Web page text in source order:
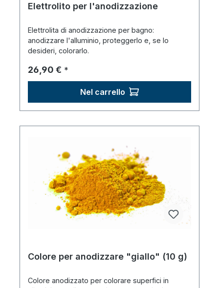
Elettrolito per l'anodizzazione
Elettrolita di anodizzazione per bagno:
anodizzare l'alluminio, proteggerlo e, se lo
desideri, colorarlo.
Prezzo normale:
26,90 € *
Nel carrello
Colore per anodizzare "giallo" (10 g)
Colore anodizzato per colorare superfici in